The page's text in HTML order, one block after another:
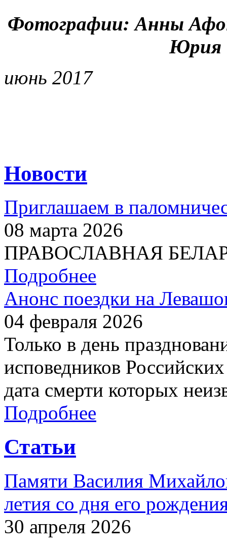
Фотографии: Анны
Юрия
июнь 2017
Новости
Приглашаем в
08 марта 2026
ПРАВОСЛАВНАЯ
Подробнее
Анонс поездки на
04 февраля 2026
Только в день
исповедников
дата смерти которых
Подробнее
Статьи
Памяти Василия
летия со дня его
30 апреля 2026